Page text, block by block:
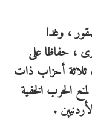
، وغدا
، حفاظا على
ثلاثة أحزاب ذات
الحرب الخفية
.